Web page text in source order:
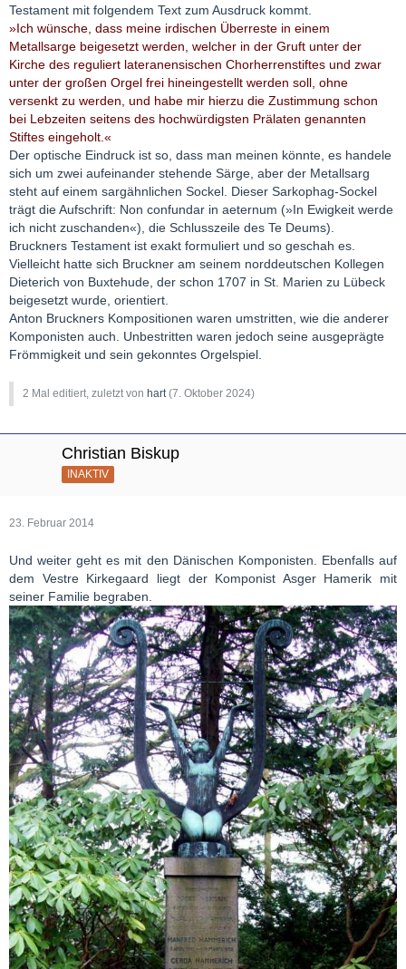
Testament mit folgendem Text zum Ausdruck kommt.
»Ich wünsche, dass meine irdischen Überreste in einem
Metallsarge beigesetzt werden, welcher in der Gruft unter der
Kirche des reguliert lateranensischen Chorherrenstiftes und zwar
unter der großen Orgel frei hineingestellt werden soll, ohne
versenkt zu werden, und habe mir hierzu die Zustimmung schon
bei Lebzeiten seitens des hochwürdigsten Prälaten genannten
Stiftes eingeholt.«
Der optische Eindruck ist so, dass man meinen könnte, es handele
sich um zwei aufeinander stehende Särge, aber der Metallsarg
steht auf einem sargähnlichen Sockel. Dieser Sarkophag-Sockel
trägt die Aufschrift: Non confundar in aeternum (»In Ewigkeit werde
ich nicht zuschanden«), die Schlusszeile des Te Deums).
Bruckners Testament ist exakt formuliert und so geschah es.
Vielleicht hatte sich Bruckner am seinem norddeutschen Kollegen
Dieterich von Buxtehude, der schon 1707 in St. Marien zu Lübeck
beigesetzt wurde, orientiert.
Anton Bruckners Kompositionen waren umstritten, wie die anderer
Komponisten auch. Unbestritten waren jedoch seine ausgeprägte
Frömmigkeit und sein gekonntes Orgelspiel.
2 Mal editiert, zuletzt von hart(7. Oktober 2024)
Christian Biskup
INAKTIV
23. Februar 2014
Und weiter geht es mit den Dänischen Komponisten. Ebenfalls auf
dem Vestre Kirkegaard liegt der Komponist Asger Hamerik mit
seiner Familie begraben.